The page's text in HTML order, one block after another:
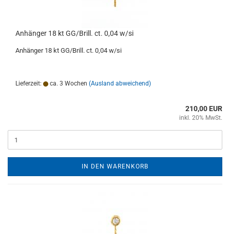
Anhänger 18 kt GG/Brill. ct. 0,04 w/si
Anhänger 18 kt GG/Brill. ct. 0,04 w/si
Lieferzeit: ca. 3 Wochen (Ausland abweichend)
210,00 EUR
inkl. 20% MwSt.
IN DEN WARENKORB